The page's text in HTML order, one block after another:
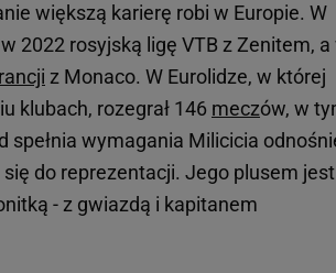
większą karierę robi w Europie. W
2022 rosyjską ligę VTB z Zenitem, a
z Monaco. W Eurolidze, w której
klubach, rozegrał 146 meczów, w
spełnia wymagania Milicicia
do reprezentacji. Jego plusem
- z gwiazdą i kapitanem